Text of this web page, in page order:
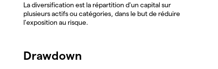
La diversification est la répartition d'un capital sur
plusieurs actifs ou catégories, dans le but de réduire
l'exposition au risque.
Drawdown